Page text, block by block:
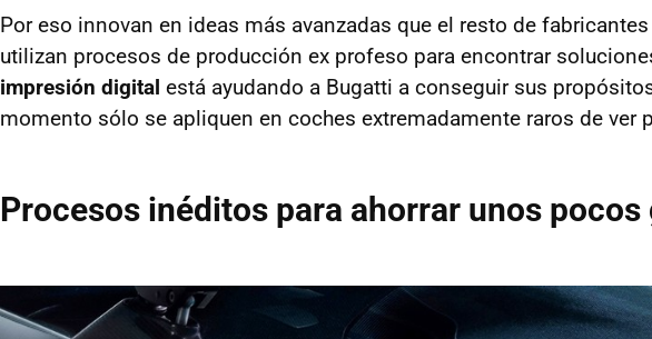
Por eso innovan en ideas más avanzadas que el resto de
utilizan procesos de producción ex profeso para encontrar
impresión digital está ayudando a Bugatti a conseguir sus
momento sólo se apliquen en coches extremadamente raros de ver
Procesos inéditos para ahorrar unos pocos